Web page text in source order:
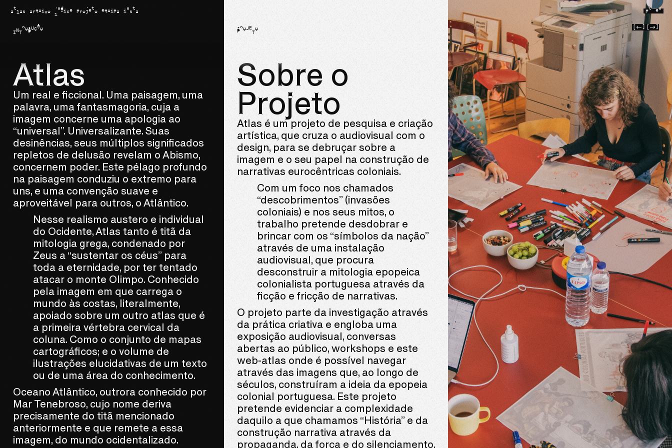
atlas arquivo índice projeto equipa insta pt en
[←] [→]
INTRODUÇÃO
Atlas
Um real e ficcional. Uma paisagem, uma
palavra, uma fantasmagoria, cuja a
imagem concerne uma apologia ao
“universal”. Universalizante. Suas
desinências, seus múltiplos significados
repletos de delusão revelam o Abismo,
concernem poder. Este pélago profundo
na paisagem conduziu o extremo para
uns, e uma convenção suave e
aproveitável para outros, o Atlântico.
Nesse realismo austero e individual
do Ocidente, Atlas tanto é titã da
mitologia grega, condenado por
Zeus a “sustentar os céus” para
toda a eternidade, por ter tentado
atacar o monte Olimpo. Conhecido
pela imagem em que carrega o
mundo às costas, literalmente,
apoiado sobre um outro atlas que é
a primeira vértebra cervical da
coluna. Como o conjunto de mapas
cartográficos; e o volume de
ilustrações elucidativas de um texto
ou de uma área do conhecimento.
Oceano Atlântico, outrora conhecido por
Mar Tenebroso, cujo nome deriva
precisamente do titã mencionado
anteriormente e que remete a essa
imagem, do mundo ocidentalizado.
PROJETO
Sobre o
Projeto
Atlas é um projeto de pesquisa e criação
artística, que cruza o audiovisual com o
design, para se debruçar sobre a
imagem e o seu papel na construção de
narrativas eurocêntricas coloniais.
Com um foco nos chamados
“descobrimentos” (invasões
coloniais) e nos seus mitos, o
trabalho pretende desdobrar e
brincar com os “símbolos da nação”
através de uma instalação
audiovisual, que procura
desconstruir a mitologia epopeica
colonialista portuguesa através da
ficção e fricção de narrativas.
O projeto parte da investigação através
da prática criativa e engloba uma
exposição audiovisual, conversas
abertas ao público, workshops e este
web-atlas onde é possível navegar
através das imagens que, ao longo de
séculos, construíram a ideia da epopeia
colonial portuguesa. Este projeto
pretende evidenciar a complexidade
daquilo a que chamamos “História” e da
construção narrativa através da
propaganda, da força e do silenciamento,